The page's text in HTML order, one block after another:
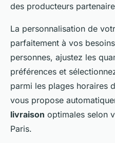
des producteurs
La personnalisation de
parfaitement à vos
personnes, ajustez les
préférences et
parmi les plages horaires
vous propose
livraison optimales selon
Paris.